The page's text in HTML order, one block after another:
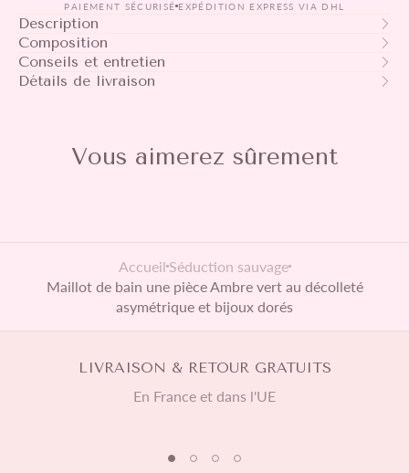
PAIEMENT SÉCURISÉ EXPÉDITION EXPRESS VIA DHL
Description
Composition
Conseils et entretien
Détails de livraison
🌍 Autres pays
5 à 7 jours ouvrés
25€
régler auprès du transporteur.
3 à 7 jours ouvrés
15€
Offerte à partir de 200€ d'achat
régler auprès du transporteur.
*En période de soldes, de jours fériés, de congés ou au
Vous aimerez sûrement
AccueilSéduction sauvage
Maillot de bain une pièce Ambre vert au décolleté
asymétrique et bijoux dorés
LIVRAISON & RETOUR GRATUITS
En France et dans l'UE